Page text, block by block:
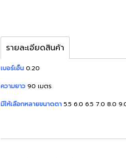
รายละเอียดสินค้า
เบอร์เอ็น 0.20
ความยาว 90 เมตร
มีให้เลือกหลายขนาดตา 5.5 6.0 6.5 7.0 8.0